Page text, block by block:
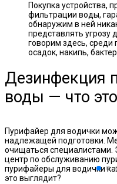
Покупка устройства,
фильтрации воды,
обнаружим в ней
представлять
говорим здесь, среди
осадок, накипь,
Дезинфекция
воды — что
Пурифайер для водички
надлежащей подготовки.
очищаться специалистами.
центр по обслуживанию
пурифайеры для водички
это выглядит?